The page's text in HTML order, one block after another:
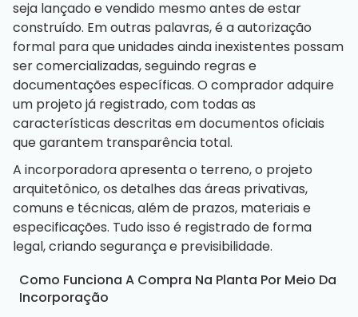
seja lançado e vendido mesmo antes de estar
construído. Em outras palavras, é a autorização
formal para que unidades ainda inexistentes possam
ser comercializadas, seguindo regras e
documentações específicas. O comprador adquire
um projeto já registrado, com todas as
características descritas em documentos oficiais
que garantem transparência total.
A incorporadora apresenta o terreno, o projeto
arquitetônico, os detalhes das áreas privativas,
comuns e técnicas, além de prazos, materiais e
especificações. Tudo isso é registrado de forma
legal, criando segurança e previsibilidade.
Como Funciona A Compra Na Planta Por Meio Da
Incorporação